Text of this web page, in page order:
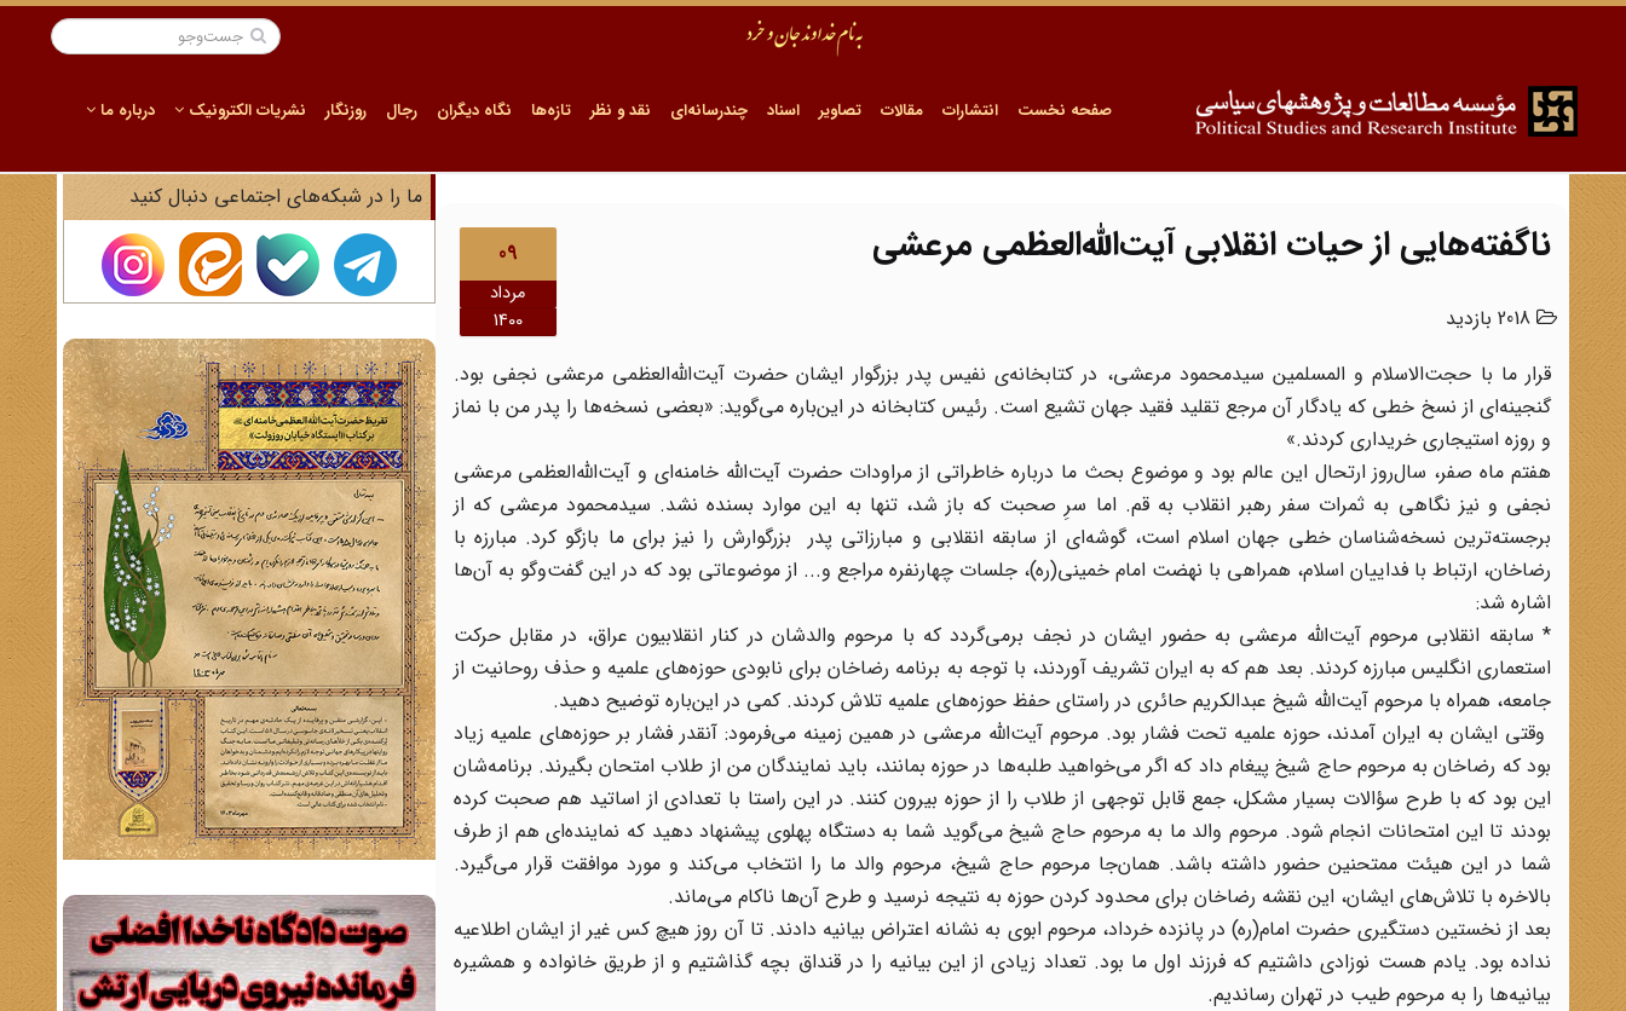
صفحه نخست انتشارات مقالات تصاویر اسناد چندرسانه‌ای نقد و نظر تازه‌ها نگاه دیگران رجال روزنگار نشریات الکترونیک درباره ما
09
مرداد
1400
ناگفته‌هایی از حیات انقلابی آیت‌الله‌العظمی مرعشی
قرار ما با حجت‌الاسلام و المسلمین سیدمحمود مرعشی، در کتابخانه‌ی نفیس پدر بزرگوار ایشان حضرت آیت‌الله‌العظمی مرعشی نجفی بود.
گنجینه‌ای از نسخ خطی که یادگار آن مرجع تقلید فقید جهان تشیع است. رئیس کتابخانه در این‌باره می‌گوید: «بعضی نسخه‌ها را پدر من با نماز
و روزه استیجاری خریداری کردند.»
هفتم ماه صفر، سال‌روز ارتحال این عالم بود و موضوع بحث ما درباره خاطراتی از مراودات حضرت آیت‌الله خامنه‌ای و آیت‌الله‌العظمی مرعشی
نجفی و نیز نگاهی به ثمرات سفر رهبر انقلاب به قم. اما سرِ صحبت که باز شد، تنها به این موارد بسنده نشد. سیدمحمود مرعشی که از
برجسته‌ترین نسخه‌شناسان خطی جهان اسلام است، گوشه‌ای از سابقه انقلابی و مبارزاتی پدر بزرگوارش را نیز برای ما بازگو کرد. مبارزه با
رضاخان، ارتباط با فداییان اسلام، همراهی با نهضت امام خمینی(ره)، جلسات چهارنفره مراجع و... از موضوعاتی بود که در این گفت‌وگو به آن‌ها
اشاره شد:
* سابقه انقلابی مرحوم آیت‌الله مرعشی به حضور ایشان در نجف برمی‌گردد که با مرحوم والدشان در کنار انقلابیون عراق، در مقابل حرکت
استعماری انگلیس مبارزه کردند. بعد هم که به ایران تشریف آوردند، با توجه به برنامه رضاخان برای نابودی حوزه‌های علمیه و حذف روحانیت از
جامعه، همراه با مرحوم آیت‌الله شیخ عبدالکریم حائری در راستای حفظ حوزه‌های علمیه تلاش کردند. کمی در این‌باره توضیح دهید.
وقتی ایشان به ایران آمدند، حوزه‌ علمیه تحت فشار بود. مرحوم آیت‌الله مرعشی در همین زمینه می‌فرمود: آنقدر فشار بر حوزه‌های علمیه زیاد
بود که رضاخان به مرحوم حاج شیخ پیغام داد که اگر می‌خواهید طلبه‌ها در حوزه بمانند، باید نمایندگان من از طلاب امتحان بگیرند. برنامه‌شان
این بود که با طرح سؤالات بسیار مشکل، جمع قابل توجهی از طلاب را از حوزه بیرون کنند. در این راستا با تعدادی از اساتید هم صحبت کرده
بودند تا این امتحانات انجام شود. مرحوم والد ما به مرحوم حاج شیخ می‌گوید شما به دستگاه پهلوی پیشنهاد دهید که نماینده‌ای هم از طرف
شما در این هیئت ممتحنین حضور داشته باشد. همان‌جا مرحوم حاج شیخ، مرحوم والد ما را انتخاب می‌کند و مورد موافقت قرار می‌گیرد.
بالاخره با تلاش‌های ایشان، این نقشه رضاخان برای محدود کردن حوزه به نتیجه نرسید و طرح آن‌ها ناکام می‌ماند.
بعد از نخستین دستگیری حضرت امام(ره) در پانزده خرداد، مرحوم ابوی به نشانه اعتراض بیانیه دادند. تا آن روز هیچ کس غیر از ایشان اطلاعیه
نداده بود. یادم هست نوزادی داشتیم که فرزند اول ما بود. تعداد زیادی از این بیانیه را در قنداق بچه گذاشتیم و از طریق خانواده و همشیره
بیانیه‌ها را به مرحوم طیب در تهران رساندیم.
ما را در شبکه‌های اجتماعی دنبال کنید